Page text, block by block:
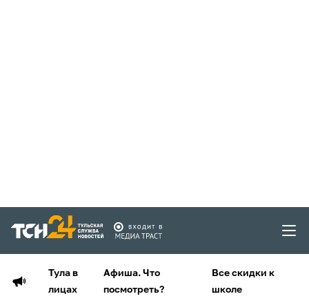
Тула в
лицах
Афиша. Что
посмотреть?
Все скидки к
школе